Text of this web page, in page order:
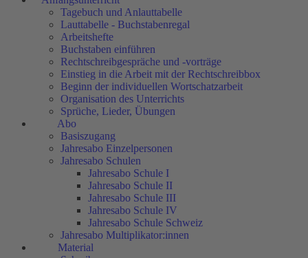
Tagebuch und Anlauttabelle
Lauttabelle - Buchstabenregal
Arbeitshefte
Buchstaben einführen
Rechtschreibgespräche und -vorträge
Einstieg in die Arbeit mit der Rechtschreibbox
Beginn der individuellen Wortschatzarbeit
Organisation des Unterrichts
Sprüche, Lieder, Übungen
Abo
Basiszugang
Jahresabo Einzelpersonen
Jahresabo Schulen
Jahresabo Schule I
Jahresabo Schule II
Jahresabo Schule III
Jahresabo Schule IV
Jahresabo Schule Schweiz
Jahresabo Multiplikator:innen
Material